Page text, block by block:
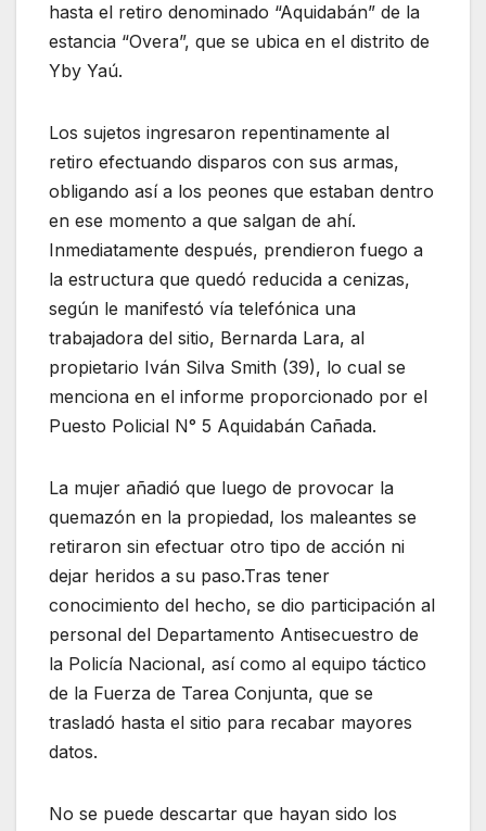
hasta el retiro denominado “Aquidabán” de la
estancia “Overa”, que se ubica en el distrito de
Yby Yaú.
Los sujetos ingresaron repentinamente al
retiro efectuando disparos con sus armas,
obligando así a los peones que estaban dentro
en ese momento a que salgan de ahí.
Inmediatamente después, prendieron fuego a
la estructura que quedó reducida a cenizas,
según le manifestó vía telefónica una
trabajadora del sitio, Bernarda Lara, al
propietario Iván Silva Smith (39), lo cual se
menciona en el informe proporcionado por el
Puesto Policial N° 5 Aquidabán Cañada.
La mujer añadió que luego de provocar la
quemazón en la propiedad, los maleantes se
retiraron sin efectuar otro tipo de acción ni
dejar heridos a su paso.Tras tener
conocimiento del hecho, se dio participación al
personal del Departamento Antisecuestro de
la Policía Nacional, así como al equipo táctico
de la Fuerza de Tarea Conjunta, que se
trasladó hasta el sitio para recabar mayores
datos.
No se puede descartar que hayan sido los